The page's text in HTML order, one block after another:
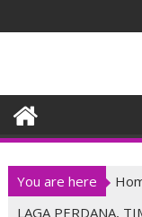
to
You are here
LAGA PERDANA,